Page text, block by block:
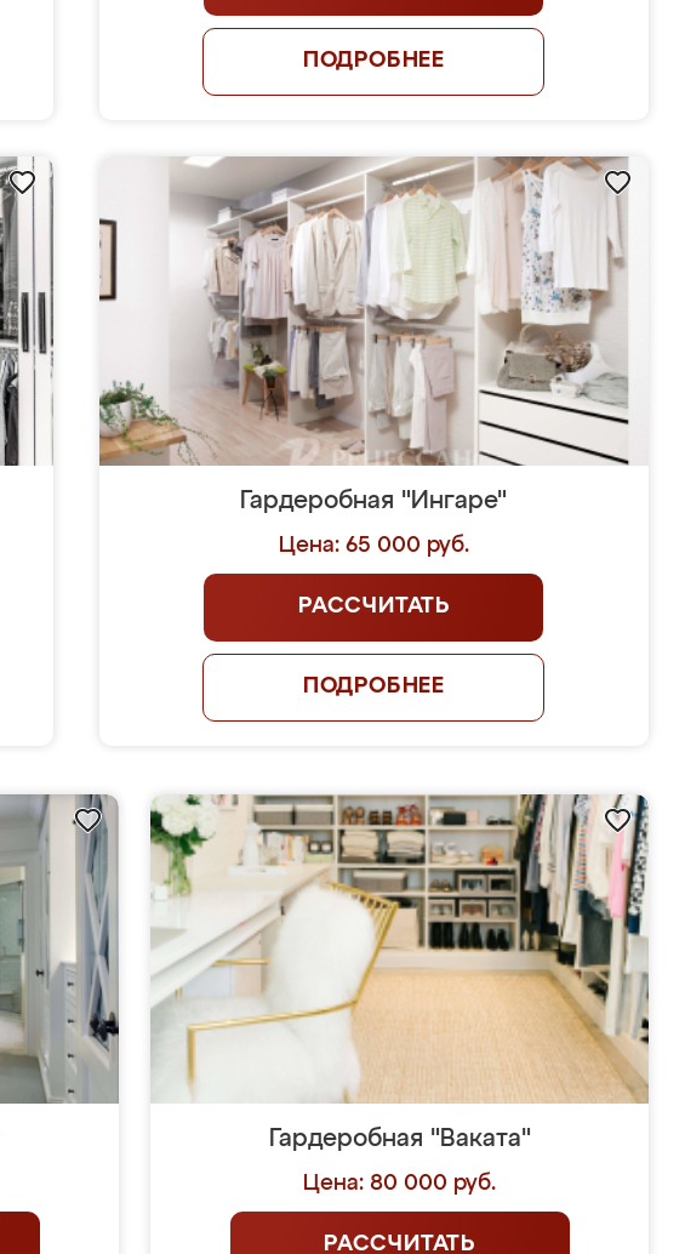
ПОДРОБНЕЕ
Гардеробная "Ингаре"
Цена: 65 000 руб.
РАССЧИТАТЬ
ПОДРОБНЕЕ
Гардеробная "Ваката"
Цена: 80 000 руб.
РАССЧИТАТЬ